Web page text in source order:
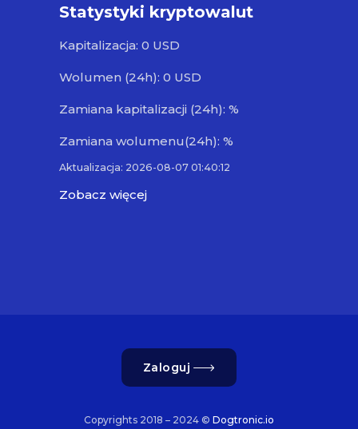
Statystyki kryptowalut
Kapitalizacja: 0 USD
Wolumen (24h): 0 USD
Zamiana kapitalizacji (24h): %
Zamiana wolumenu(24h): %
Aktualizacja: 2026-08-07 01:40:12
Zobacz więcej
Zaloguj
Copyrights 2018 – 2024 © Dogtronic.io